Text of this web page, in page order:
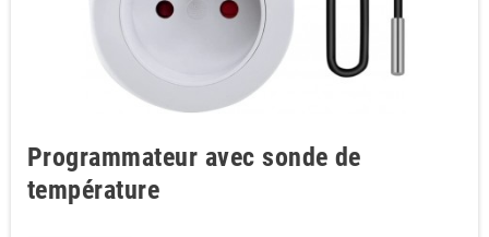
Programmateur avec sonde de
température